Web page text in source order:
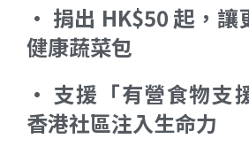
• 捐出 HK$50 起，讓
健康蔬菜包
• 支援「有營食物支
香港社區注入生命力